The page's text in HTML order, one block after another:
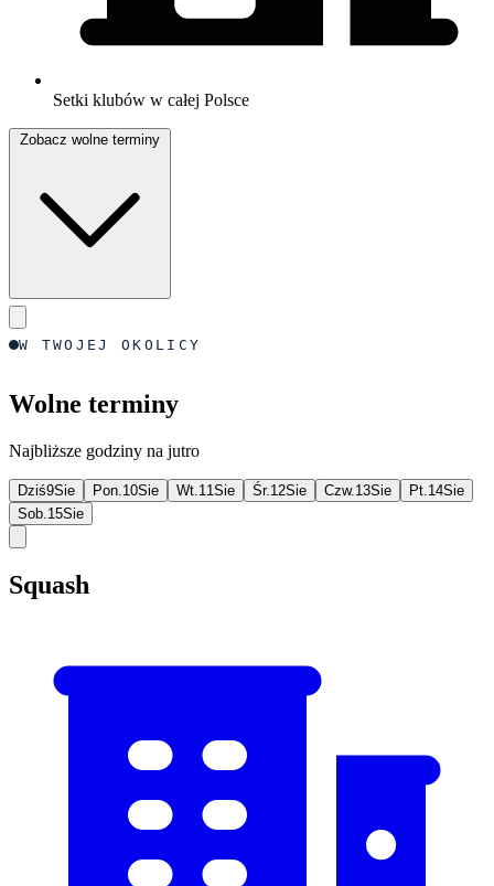
Setki klubów w całej Polsce
W TWOJEJ OKOLICY
Wolne terminy
Najbliższe godziny na jutro
Dziś9Sie Pon. 10Sie Wt. 11Sie Śr. 12Sie Czw. 13Sie Pt. 14Sie
Sob. 15Sie
Squash